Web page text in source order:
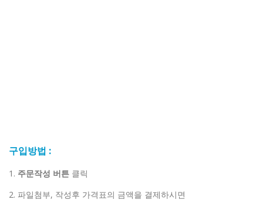
구입방법 :
1. 주문작성 버튼 클릭
2. 파일첨부, 작성후 가격표의 금액을 결제하시면